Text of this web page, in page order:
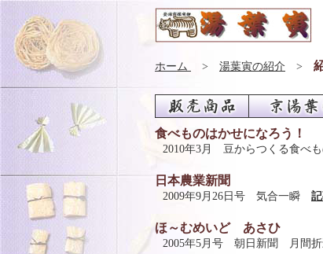
ホーム > 湯葉寅の紹介 >
食べものはかせになろう！
2010年3月 豆からつくる食べ
日本農業新聞
2009年9月26日号 気合一瞬
ほ～むめいど あさひ
2005年5月号 朝日新聞 月間折